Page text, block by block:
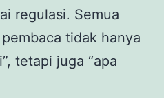
regulasi. Semua
tidak hanya
tetapi juga “apa